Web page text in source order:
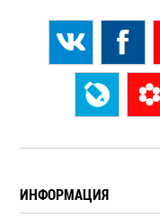
ИНФОРМАЦИЯ